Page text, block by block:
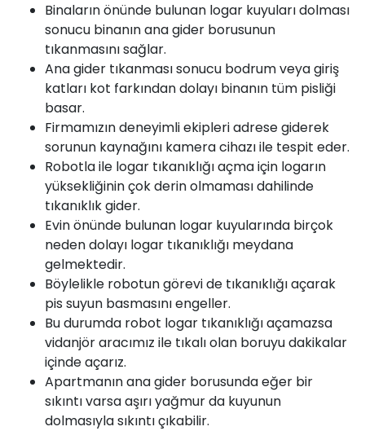
Binaların önünde bulunan logar kuyuları dolması
sonucu binanın ana gider borusunun
tıkanmasını sağlar.
Ana gider tıkanması sonucu bodrum veya giriş
katları kot farkından dolayı binanın tüm pisliği
basar.
Firmamızın deneyimli ekipleri adrese giderek
sorunun kaynağını kamera cihazı ile tespit eder.
Robotla ile logar tıkanıklığı açma için logarın
yüksekliğinin çok derin olmaması dahilinde
tıkanıklık gider.
Evin önünde bulunan logar kuyularında birçok
neden dolayı logar tıkanıklığı meydana
gelmektedir.
Böylelikle robotun görevi de tıkanıklığı açarak
pis suyun basmasını engeller.
Bu durumda robot logar tıkanıklığı açamazsa
vidanjör aracımız ile tıkalı olan boruyu dakikalar
içinde açarız.
Apartmanın ana gider borusunda eğer bir
sıkıntı varsa aşırı yağmur da kuyunun
dolmasıyla sıkıntı çıkabilir.